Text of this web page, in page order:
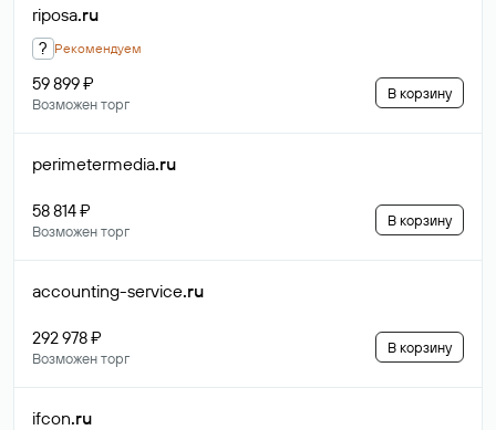
riposa.ru
? Рекомендуем
59 899 ₽
Возможен торг
В корзину
perimetermedia.ru
58 814 ₽
Возможен торг
В корзину
accounting-service.ru
292 978 ₽
Возможен торг
В корзину
ifcon.ru